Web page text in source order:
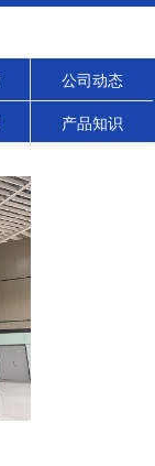
公司动态
产品知识